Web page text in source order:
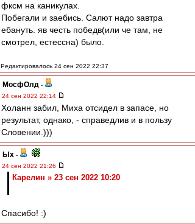
фксм на каникулах.
Побегали и заебись. Салют надо завтра
ебануть. яв честь победв(или че там, не
смотрел, естессна) было.
Редактировалось 24 сен 2022 22:37
МосфОлд -
24 сен 2022 22:14
Холанн забил, Миха отсидел в запасе, но
результат, однако, - справедлив и в пользу
Словении.)))
Ых -
24 сен 2022 21:26
Карелин » 23 сен 2022 10:20
Спасибо! :)